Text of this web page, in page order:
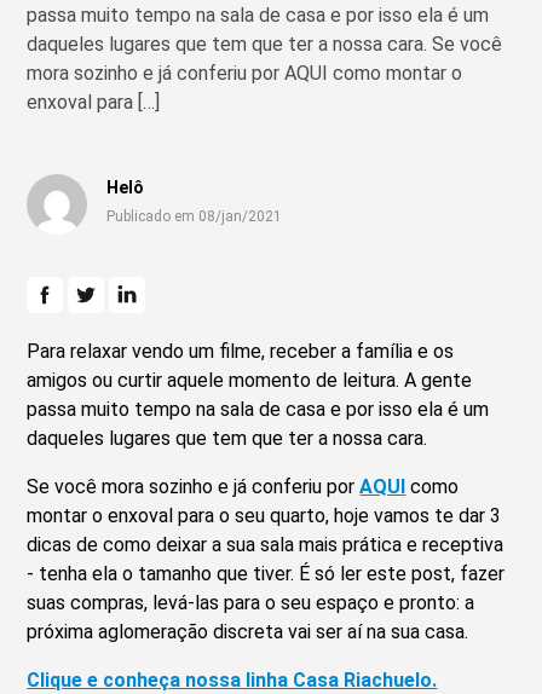
passa muito tempo na sala de casa e por isso ela é um
daqueles lugares que tem que ter a nossa cara. Se você
mora sozinho e já conferiu por AQUI como montar o
enxoval para […]
Helô
Publicado em 08/jan/2021
Para relaxar vendo um filme, receber a família e os
amigos ou curtir aquele momento de leitura. A gente
passa muito tempo na sala de casa e por isso ela é um
daqueles lugares que tem que ter a nossa cara.
Se você mora sozinho e já conferiu porAQUI como
montar o enxoval para o seu quarto, hoje vamos te dar 3
dicas de como deixar a sua sala mais prática e receptiva
- tenha ela o tamanho que tiver. É só ler este post, fazer
suas compras, levá-las para o seu espaço e pronto: a
próxima aglomeração discreta vai ser aí na sua casa.
Clique e conheça nossa linha Casa Riachuelo.